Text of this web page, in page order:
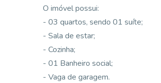
O imóvel possui:
- 03 quartos, sendo 01 suíte;
- Sala de estar;
- Cozinha;
- 01 Banheiro social;
- Vaga de garagem.